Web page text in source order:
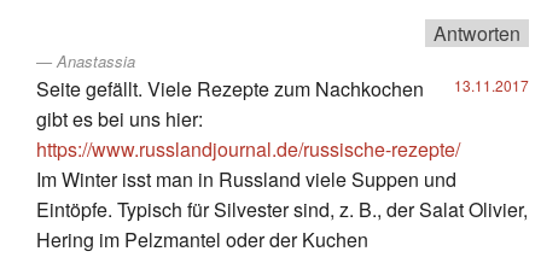
Antworten
Anastassia
13.11.2017
Seite gefällt. Viele Rezepte zum Nachkochen
gibt es bei uns hier:
https://www.russlandjournal.de/russische-rezepte/
Im Winter isst man in Russland viele Suppen und
Eintöpfe. Typisch für Silvester sind, z. B., der Salat Olivier,
Hering im Pelzmantel oder der Kuchen